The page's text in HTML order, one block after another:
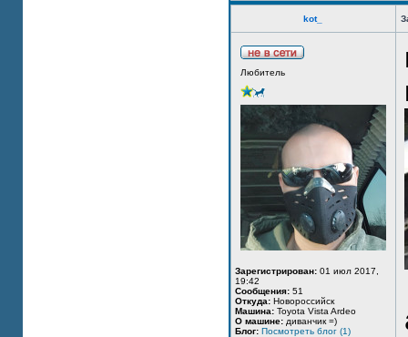
kot_
Любитель
Зарегистрирован: 01 июл 2017,
19:42
Сообщения: 51
Откуда: Новороссийск
Машина: Toyota Vista Ardeo
О машине: диванчик =)
Блог: Посмотреть блог (1)